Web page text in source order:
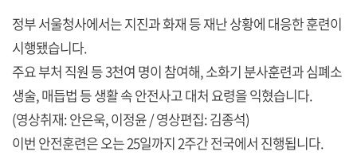
정부 서울청사에서는 지진과 화재 등 재난 상황에 대응한 훈련이
시행됐습니다.
주요 부처 직원 등 3천여 명이 참여해, 소화기 분사훈련과 심폐소
생술, 매듭법 등 생활 속 안전사고 대처 요령을 익혔습니다.
(영상취재: 안은욱, 이정윤 / 영상편집: 김종석)
이번 안전훈련은 오는 25일까지 2주간 전국에서 진행됩니다.